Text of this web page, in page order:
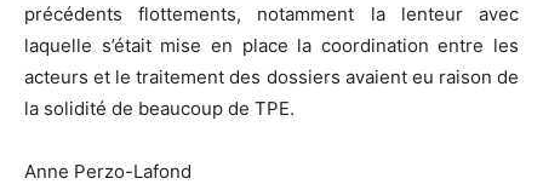
précédents flottements, notamment la lenteur avec
laquelle s’était mise en place la coordination entre les
acteurs et le traitement des dossiers avaient eu raison de
la solidité de beaucoup de TPE.
Anne Perzo-Lafond